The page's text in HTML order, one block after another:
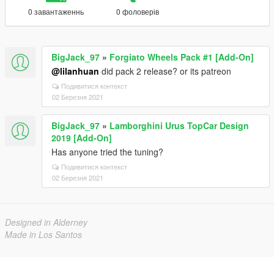
0 завантаженнь 0 фоловерів
BigJack_97 » Forgiato Wheels Pack #1 [Add-On]
@lilanhuan did pack 2 release? or its patreon
Подивитися контекст
02 Березня 2021
BigJack_97 » Lamborghini Urus TopCar Design
2019 [Add-On]
Has anyone tried the tuning?
Подивитися контекст
02 Березня 2021
Designed in Alderney
Made in Los Santos